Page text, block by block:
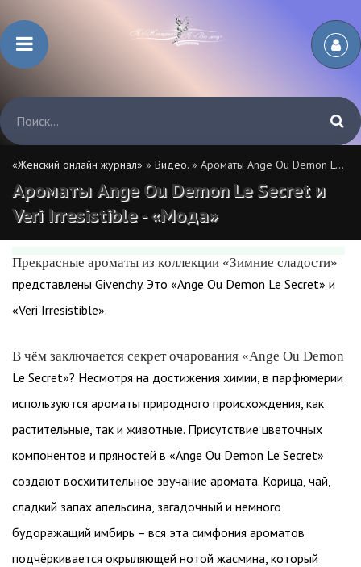
«Женский онлайн журнал» » Видео. » Ароматы Ange Ou Demon Le Secret и Veri Irresistible - «Мода»
Ароматы Ange Ou Demon Le Secret и
Veri Irresistible - «Мода»
Прекрасные ароматы из коллекции «Зимние сладости»
представлены Givenchy. Это «Ange Ou Demon Le Secret» и
«Veri Irresistible».
В чём заключается секрет очарования «Ange Ou Demon
Le Secret»? Несмотря на достижения химии, в парфюмерии
используются ароматы природного происхождения, как
растительные, так и животные. Присутствие цветочных
компонентов и пряностей в «Ange Ou Demon Le Secret»
создают восхитительное звучание аромата. Корица, чай,
сладкий запах апельсина, загадочный и немного
будоражащий имбирь – вся эта симфония ароматов
подчёркивается окрыляющей нотой жасмина, который